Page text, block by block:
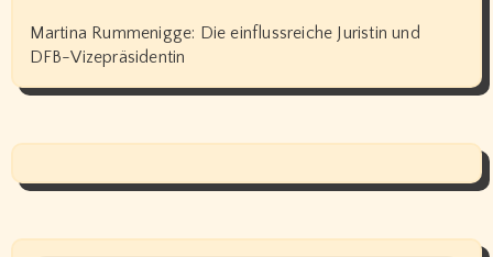
Martina Rummenigge: Die einflussreiche Juristin und
DFB-Vizepräsidentin